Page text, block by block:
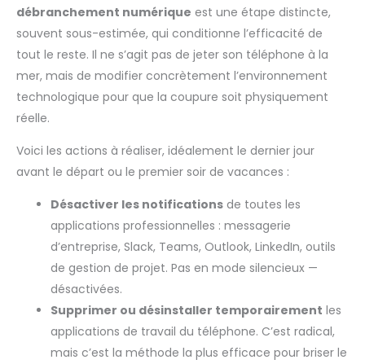
débranchement numérique est une étape distincte,
souvent sous-estimée, qui conditionne l’efficacité de
tout le reste. Il ne s’agit pas de jeter son téléphone à la
mer, mais de modifier concrètement l’environnement
technologique pour que la coupure soit physiquement
réelle.
Voici les actions à réaliser, idéalement le dernier jour
avant le départ ou le premier soir de vacances :
Désactiver les notifications de toutes les
applications professionnelles : messagerie
d’entreprise, Slack, Teams, Outlook, LinkedIn, outils
de gestion de projet. Pas en mode silencieux —
désactivées.
Supprimer ou désinstaller temporairement les
applications de travail du téléphone. C’est radical,
mais c’est la méthode la plus efficace pour briser le